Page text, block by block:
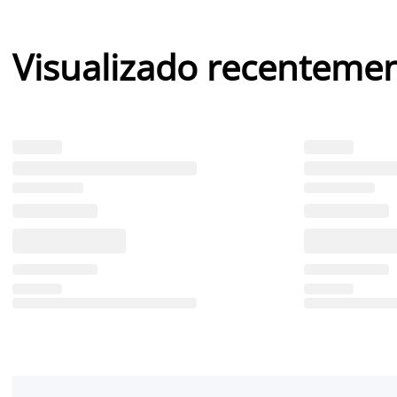
Visualizado